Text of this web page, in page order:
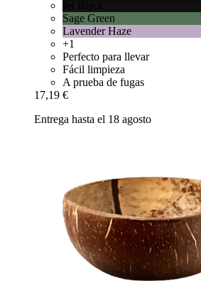
Sage Green
Lavender Haze
+1
Perfecto para llevar
Fácil limpieza
A prueba de fugas
17,19 €
Entrega hasta el 18 agosto